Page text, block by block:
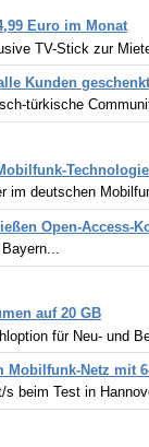
Euro im Monat
TV-Stick zur
Kunden geschenkt
türkische
im deutschen
Open-Access-
auf 20 GB
für Neu- und
Mobilfunk-Netz mit
beim Test in